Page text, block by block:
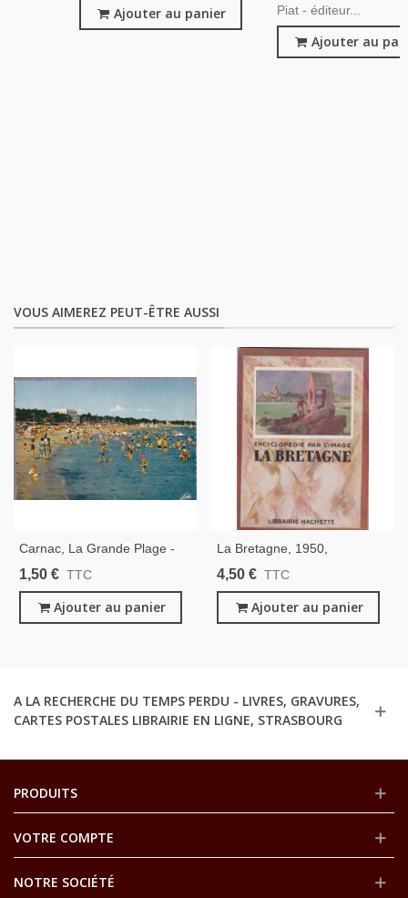
Ajouter au panier
Piat - éditeur...
Ajouter au
VOUS AIMEREZ PEUT-ÊTRE AUSSI
Carnac, La Grande Plage -
Carte Postale Département
1,50 € TTC
Ajouter au panier
La Bretagne, 1950,
Encyclopédie Par L'image,
4,50 € TTC
Ajouter au panier
A LA RECHERCHE DU TEMPS PERDU - LIVRES, GRAVURES,
CARTES POSTALES LIBRAIRIE EN LIGNE, STRASBOURG
PRODUITS
VOTRE COMPTE
NOTRE SOCIÉTÉ